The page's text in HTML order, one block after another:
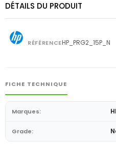
DÉTAILS DU PRODUIT
RÉFÉRENCEHP_PRG2_15P_N
FICHE TECHNIQUE
Marques:
Grade: